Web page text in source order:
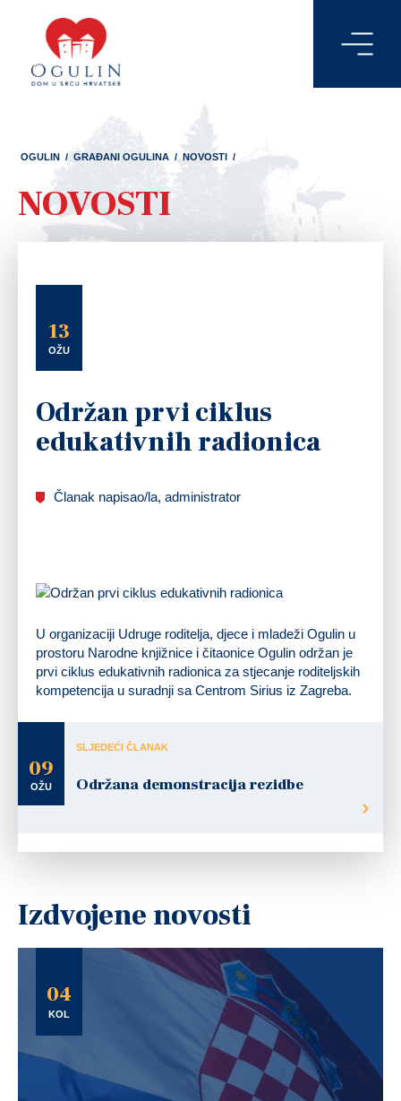
OGULIN / GRAĐANI OGULINA / NOVOSTI /
NOVOSTI
13
OŽU
Održan prvi ciklus
edukativnih radionica
Članak napisao/la, administrator
U organizaciji Udruge roditelja, djece i mladeži Ogulin u
prostoru Narodne knjižnice i čitaonice Ogulin održan je
prvi ciklus edukativnih radionica za stjecanje roditeljskih
kompetencija u suradnji sa Centrom Sirius iz Zagreba.
09
OŽU
SLJEDEĆI ČLANAK
Održana demonstracija rezidbe
Izdvojene novosti
04
KOL